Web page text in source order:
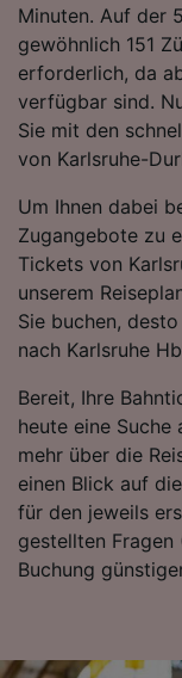
Minuten. Auf der
gewöhnlich 151
erforderlich, da
verfügbar sind.
Sie mit den
von Karlsruhe-
Um Ihnen dabei
Zugangebote zu
Tickets von
unserem
Sie buchen,
nach Karlsruhe
Bereit, Ihre
heute eine Suche
mehr über die
einen Blick auf
für den jeweils
gestellten Fragen
Buchung
Folgendes
Verwendung
aktiv
von
Entwicklung
Angeboten.
Liste der